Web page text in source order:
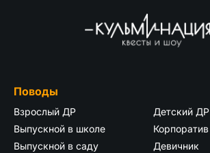
Поводы
Взрослый ДР
Детский ДР
Выпускной в школе
Корпоратив
Выпускной в саду
Девичник